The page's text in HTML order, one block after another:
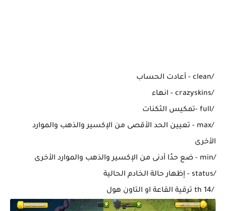
/clean - أعادت الحساب
/crazyskins - انهاء
/full -تمكيس الثكنات
/max - تعيين الحد الأقصى من الإكسير والذهب والموارد
الأخرى
/min - ضع حدًا أدنى من الإكسير والذهب والموارد الأخرى
/status - إظهار حالة الخادم الحالية
/th 14 ترقية القاعة او التاون هول